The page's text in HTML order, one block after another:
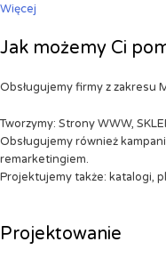
Więcej
Jak możemy Ci
Obsługujemy firmy z
Tworzymy: Strony WWW,
Obsługujemy również
remarketingiem.
Projektujemy także: katalogi,
Projektowanie